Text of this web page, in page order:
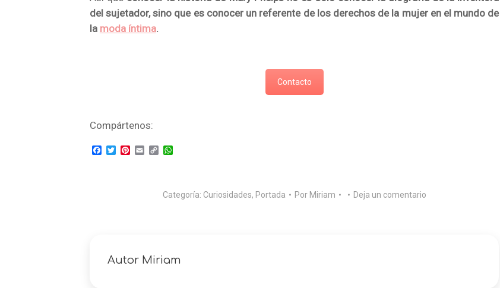
del sujetador, sino que es conocer un referente de los derechos de la mujer en el mundo de
la moda íntima.
Contacto
Compártenos:
Facebook
TwitterPinterest
EmailCopyWhatsApp
Categoría: Curiosidades, Portada Por Miriam Deja un comentario
AutorMiriam